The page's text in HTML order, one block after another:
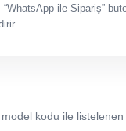
“WhatsApp ile Sipariş”
kodu ile listelenen